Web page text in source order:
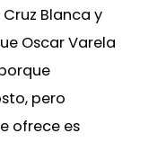
Blanca y
Oscar Varela
pero
ofrece es